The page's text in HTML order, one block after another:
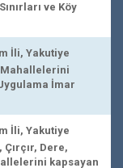
ve Köy
İli, Yakutiye
Mahallelerini
İmar
İli, Yakutiye
Dere,
kapsayan